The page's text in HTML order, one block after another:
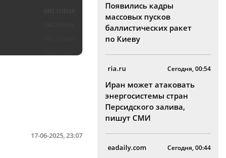
17-06-2025, 23:07
Появились кадры
массовых пусков
баллистических ракет
по Киеву
ria.ru Сегодня, 00:54
Иран может атаковать
энергосистемы стран
Персидского залива,
пишут СМИ
eadaily.com Сегодня, 00:44